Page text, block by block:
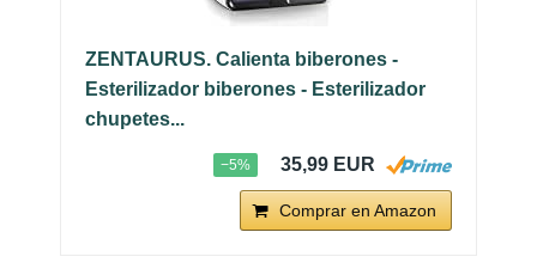
ZENTAURUS. Calienta biberones -
Esterilizador biberones - Esterilizador
chupetes...
−5% 35,99 EUR
Comprar en Amazon